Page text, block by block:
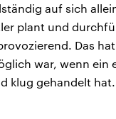
auf sich
plant und
Das
war, wenn ein
klug gehandelt hat.